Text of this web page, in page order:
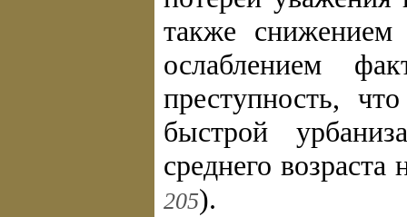
также снижением
ослаблением
преступность,
быстрой
среднего
205).